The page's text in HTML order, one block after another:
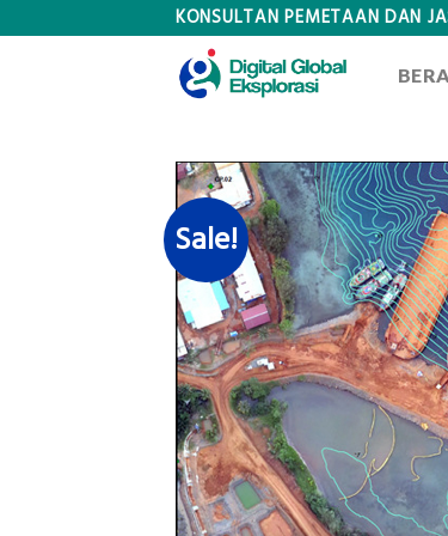
KONSULTAN PEMETAAN DAN
Sale!